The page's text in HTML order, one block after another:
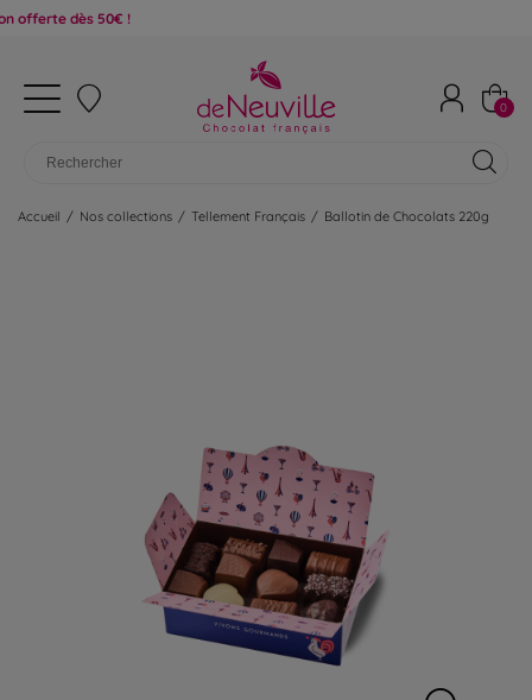
dès 50€ !
0
Accueil / Nos collections / Tellement Français / Ballotin de Chocolats 220g